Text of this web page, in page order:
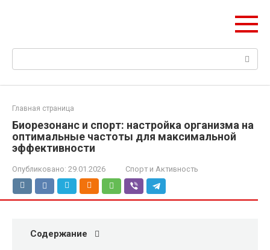
Поиск:
Главная страница
Биорезонанс и спорт: настройка организма на
оптимальные частоты для максимальной
эффективности
Опубликовано: 29.01.2026 Спорт и Активность
Содержание